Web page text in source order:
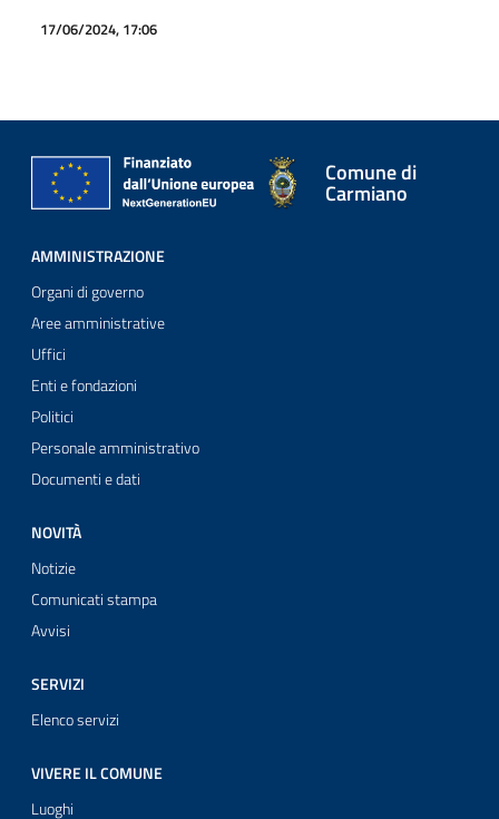
17/06/2024, 17:06
Comune di
Carmiano
AMMINISTRAZIONE
Organi di governo
Aree amministrative
Uffici
Enti e fondazioni
Politici
Personale amministrativo
Documenti e dati
NOVITÀ
Notizie
Comunicati stampa
Avvisi
SERVIZI
Elenco servizi
VIVERE IL COMUNE
Luoghi